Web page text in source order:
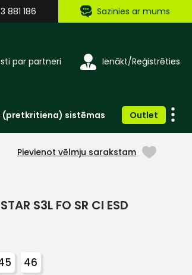
881 186 Sazinies ar mums
par partneri Ienākt/Reģistrēties
(pretkritiena) sistēmas Outlet
Pievienot vēlmju sarakstam
S3L FO SR CI ESD
46